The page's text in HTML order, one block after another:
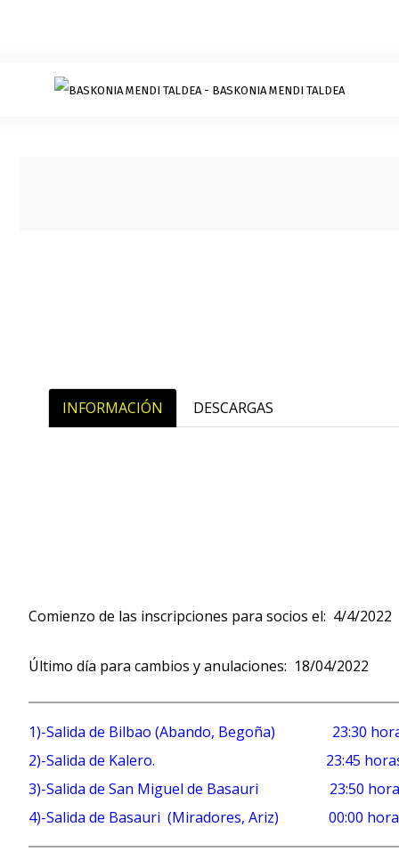
INFORMACIÓN DESCARGAS
Comienzo de las inscripciones para socios el: 4/4/2022
Último día para cambios y anulaciones: 18/04/2022
1)-Salida de Bilbao (Abando, Begoña) 23:30
2)-Salida de Kalero. 23:45
3)-Salida de San Miguel de Basauri 23:50
4)-Salida de Basauri (Miradores, Ariz) 00:00